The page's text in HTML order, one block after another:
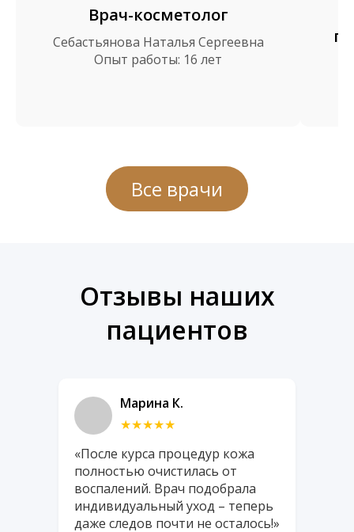
Врач-косметолог
Себастьянова Наталья Сергеевна
Опыт работы: 16 лет
Все врачи
Отзывы наших
пациентов
Марина К.
★★★★★
«После курса процедур кожа
полностью очистилась от
воспалений. Врач подобрала
индивидуальный уход – теперь
даже следов почти не осталось!»